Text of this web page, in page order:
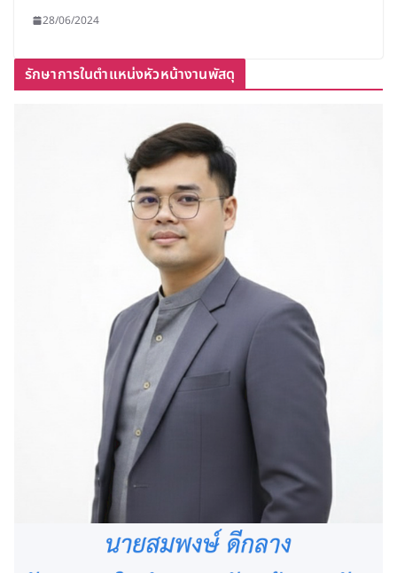
28/06/2024
รักษาการในตำแหน่งหัวหน้างานพัสดุ